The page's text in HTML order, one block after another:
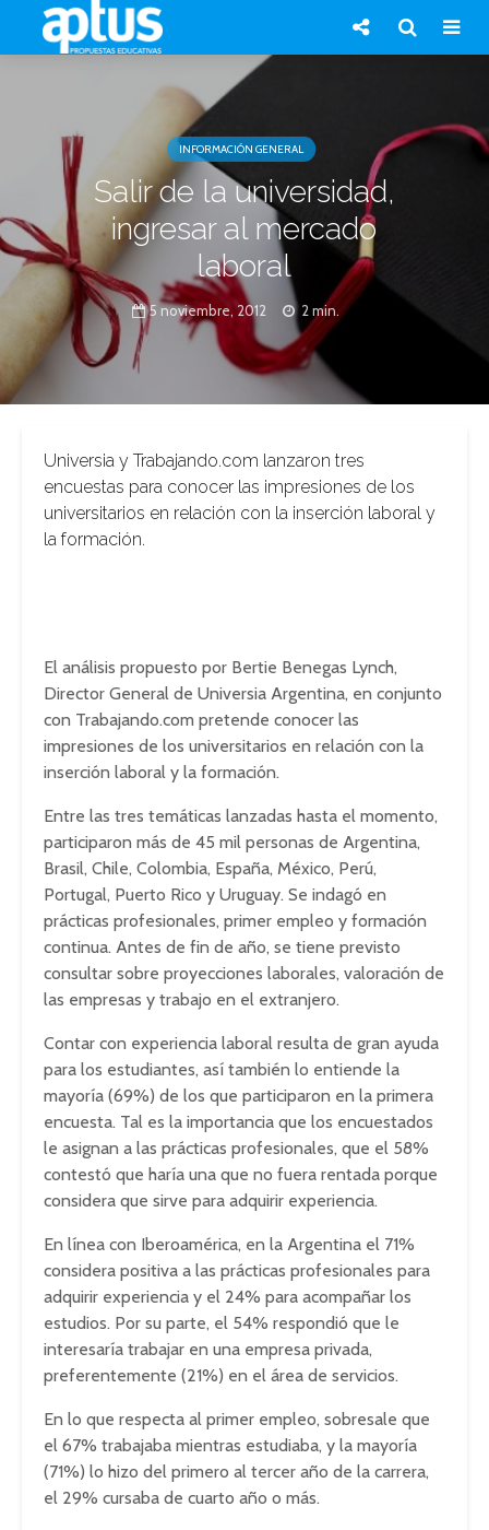
INFORMACIÓN GENERAL
Salir de la universidad,
ingresar al mercado
laboral
5 noviembre, 2012 2 min.
Universia y Trabajando.com lanzaron tres
encuestas para conocer las impresiones de los
universitarios en relación con la inserción laboral y
la formación.
El análisis propuesto por Bertie Benegas Lynch,
Director General de Universia Argentina, en conjunto
con Trabajando.com pretende conocer las
impresiones de los universitarios en relación con la
inserción laboral y la formación.
Entre las tres temáticas lanzadas hasta el momento,
participaron más de 45 mil personas de Argentina,
Brasil, Chile, Colombia, España, México, Perú,
Portugal, Puerto Rico y Uruguay. Se indagó en
prácticas profesionales, primer empleo y formación
continua. Antes de fin de año, se tiene previsto
consultar sobre proyecciones laborales, valoración de
las empresas y trabajo en el extranjero.
Contar con experiencia laboral resulta de gran ayuda
para los estudiantes, así también lo entiende la
mayoría (69%) de los que participaron en la primera
encuesta. Tal es la importancia que los encuestados
le asignan a las prácticas profesionales, que el 58%
contestó que haría una que no fuera rentada porque
considera que sirve para adquirir experiencia.
En línea con Iberoamérica, en la Argentina el 71%
considera positiva a las prácticas profesionales para
adquirir experiencia y el 24% para acompañar los
estudios. Por su parte, el 54% respondió que le
interesaría trabajar en una empresa privada,
preferentemente (21%) en el área de servicios.
En lo que respecta al primer empleo, sobresale que
el 67% trabajaba mientras estudiaba, y la mayoría
(71%) lo hizo del primero al tercer año de la carrera,
el 29% cursaba de cuarto año o más.